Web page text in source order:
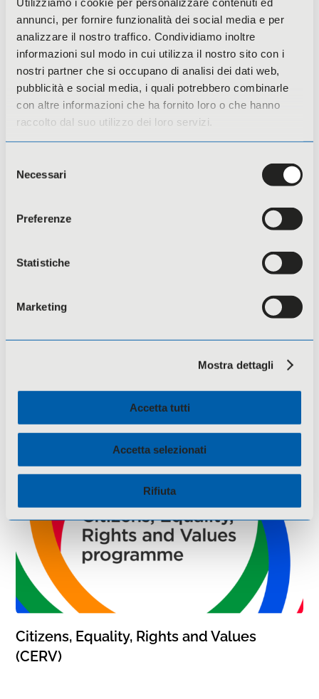
annunci, per fornire funzionalità dei social media e per
analizzare il nostro traffico. Condividiamo inoltre
informazioni sul modo in cui utilizza il nostro sito con i
nostri partner che si occupano di analisi dei dati web,
pubblicità e social media, i quali potrebbero combinarle
con altre informazioni che ha fornito loro o che hanno
raccolto dal suo utilizzo dei loro servizi.
delNecessari
Preferenze
Statistiche
Marketing
Mostra dettagli
Accetta tutti
Accetta selezionati
Rifiuta
Con i Bambini – Legami di libertà
Citizens, Equality, Rights and Values
(CERV)